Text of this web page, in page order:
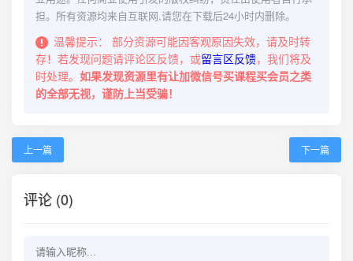
担。所有资源均来自互联网,请您在下载后24小时内删除。
温馨提示：
部分资源可能因客观原因失效，请及时转
存！若发现问题请评论区反馈，或留言区反馈，我们将及
时处理。 如果发现资源里有让加微信号买课程买会员之类
的全部无视，谨防上当受骗！
上一篇 下一篇
评论 (0)